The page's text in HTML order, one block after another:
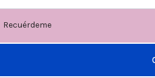
Recuérdeme